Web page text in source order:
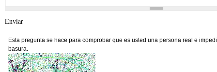
Enviar
Esta pregunta se hace para comprobar que es usted una persona real e
basura.